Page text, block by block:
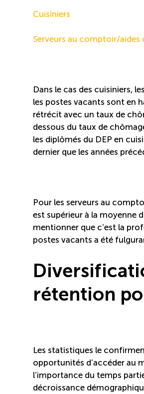
Cuisiniers
Serveurs au comptoir/aides
Dans le cas des cuisiniers,
les postes vacants sont en
rétrécit avec un taux de
dessous du taux de
les diplômés du DEP en
dernier que les années
Pour les serveurs au
est supérieur à la moyenne
mentionner que c’est la
postes vacants a été
rétention
Les statistiques le
opportunités d’accéder au
l’importance du temps
décroissance